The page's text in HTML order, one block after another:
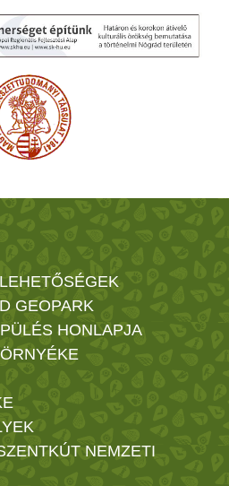
GEOPARK
HONLAPJA
NEMZETI